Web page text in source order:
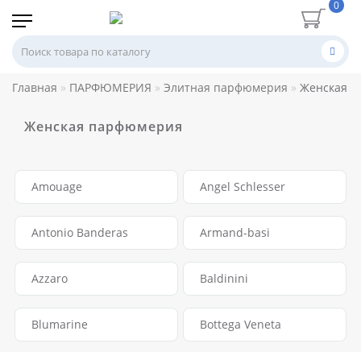
0
Главная ПАРФЮМЕРИЯ Элитная парфюмерия Женская
Женская парфюмерия
Amouage Angel Schlesser
Antonio Banderas Armand-basi
Azzaro Baldinini
Blumarine Bottega Veneta